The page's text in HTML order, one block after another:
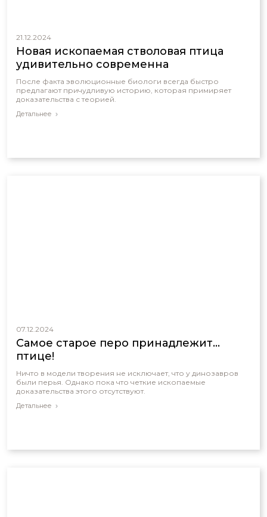
21.12.2024
Новая ископаемая стволовая птица
удивительно современна
После факта эволюционные биологи всегда быстро
предлагают причудливую историю, которая примиряет
доказательства с теорией.
Детальнее
07.12.2024
Самое старое перо принадлежит...
птице!
Ничто в модели творения не исключает, что у динозавров
были перья. Однако пока что четкие ископаемые
доказательства этого отсутствуют.
Детальнее